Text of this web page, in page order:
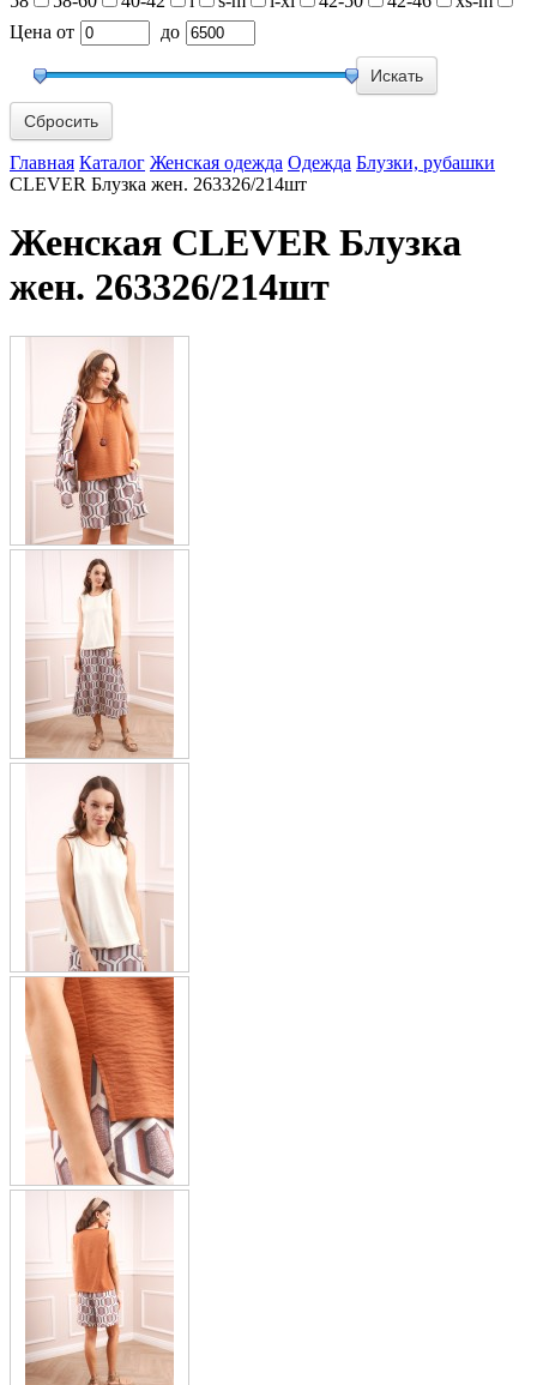
Цена от до
Сбросить
Главная Каталог Женская одежда Одежда Блузки, рубашки
CLEVER Блузка жен. 263326/214шт
Женская CLEVER Блузка
жен. 263326/214шт